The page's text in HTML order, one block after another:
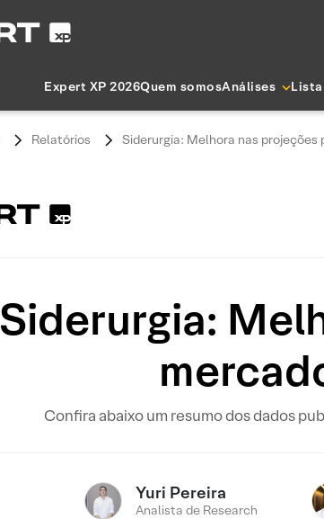
Expert XP 2026Quem somosAnálises
Relatórios Siderurgia: Melhora nas projeções
Siderurgia:
Confira abaixo um resumo dos dados
Yuri Pereira
Analista de Research